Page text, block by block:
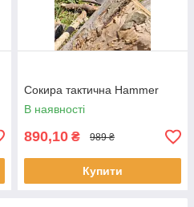
Сокира тактична Hammer
В наявності
890,10 ₴ 989 ₴
Купити